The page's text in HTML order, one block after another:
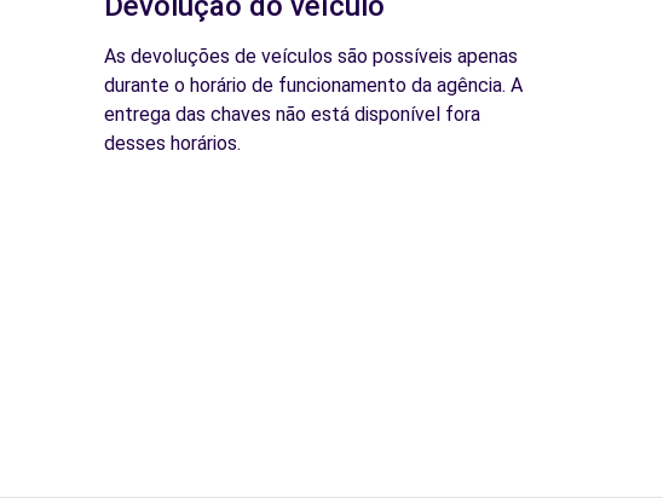
As devoluções de veículos são possíveis apenas
durante o horário de funcionamento da agência. A
entrega das chaves não está disponível fora
desses horários.